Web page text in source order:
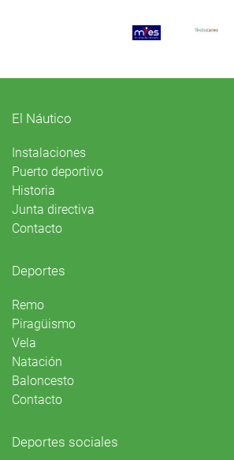
El Náutico
Instalaciones
Puerto deportivo
Historia
Junta directiva
Contacto
Deportes
Remo
Piragüismo
Vela
Natación
Baloncesto
Contacto
Deportes sociales